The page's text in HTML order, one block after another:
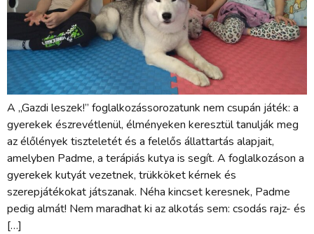
A „Gazdi leszek!” foglalkozássorozatunk nem csupán játék: a
gyerekek észrevétlenül, élményeken keresztül tanulják meg
az élőlények tiszteletét és a felelős állattartás alapjait,
amelyben Padme, a terápiás kutya is segít. A foglalkozáson a
gyerekek kutyát vezetnek, trükköket kérnek és
szerepjátékokat játszanak. Néha kincset keresnek, Padme
pedig almát! Nem maradhat ki az alkotás sem: csodás rajz- és
[…]